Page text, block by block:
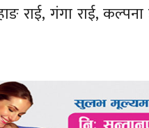
राई, गंगा राई,